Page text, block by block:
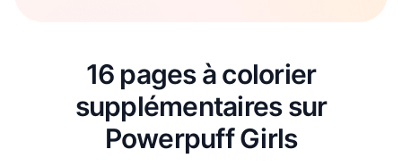
16 pages à colorier
supplémentaires sur
Powerpuff Girls